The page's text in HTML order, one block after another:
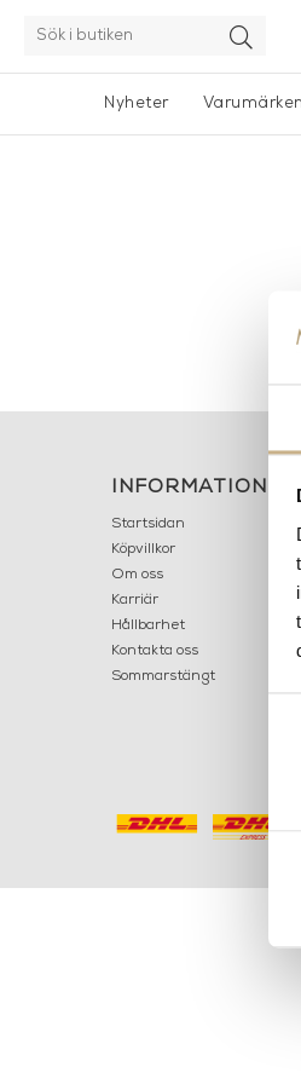
Nyheter Varumärken
INFORMATION
Startsidan
Köpvillkor
Om oss
Karriär
Hållbarhet
Kontakta oss
Sommarstängt